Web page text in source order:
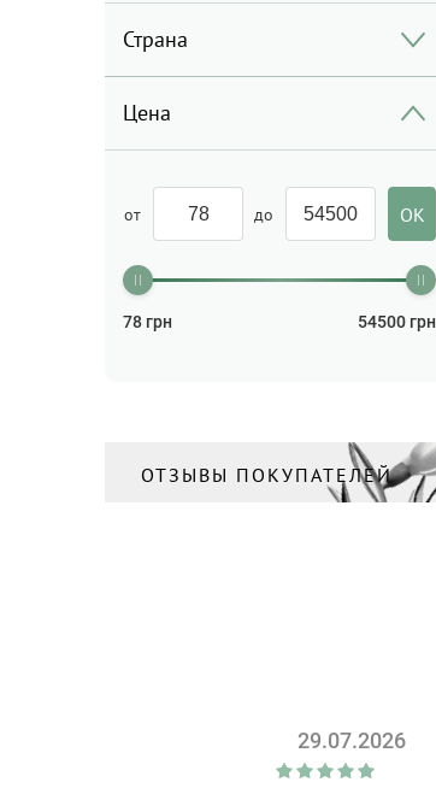
Страна
Цена
от до
78 грн 54500 грн
ОТЗЫВЫ ПОКУПАТЕЛЕЙ
29.07.2026